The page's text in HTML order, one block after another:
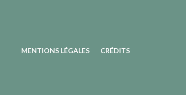
MENTIONS LÉGALES CRÉDITS